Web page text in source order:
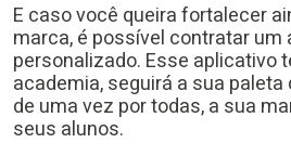
E caso você queira fortalecer
marca, é possível contratar
personalizado. Esse aplicativo
academia, seguirá a sua paleta
de uma vez por todas, a sua
seus alunos.